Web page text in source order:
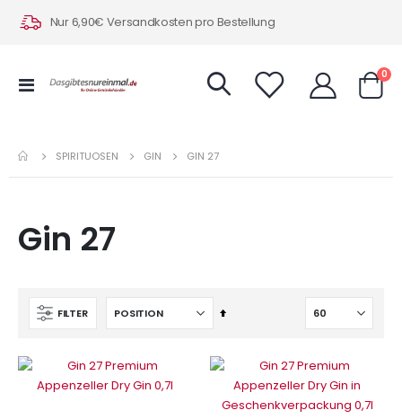
Nur 6,90€ Versandkosten pro Bestellung
Navigation
0
SPIRITUOSEN GIN GIN 27
Gin 27
FILTER
In
IN DEN WARENKORB
Nicht auf Lager